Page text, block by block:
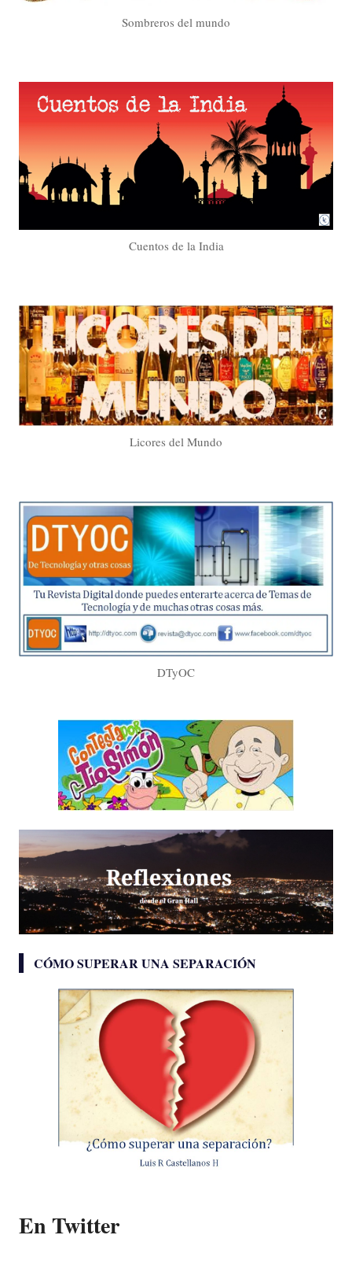
Sombreros del mundo
Cuentos de la India
Licores del Mundo
DTyOC
CÓMO SUPERAR UNA SEPARACIÓN
En Twitter